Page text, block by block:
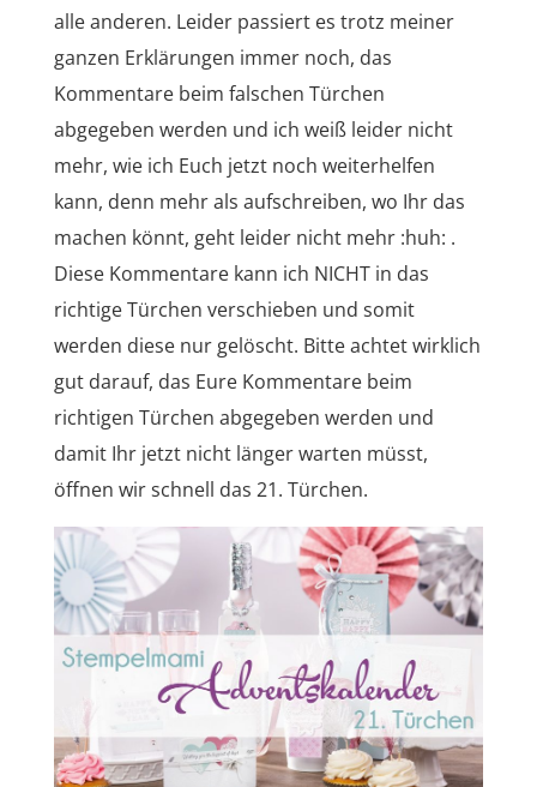
alle anderen. Leider passiert es trotz meiner
ganzen Erklärungen immer noch, das
Kommentare beim falschen Türchen
abgegeben werden und ich weiß leider nicht
mehr, wie ich Euch jetzt noch weiterhelfen
kann, denn mehr als aufschreiben, wo Ihr das
machen könnt, geht leider nicht mehr :huh: .
Diese Kommentare kann ich NICHT in das
richtige Türchen verschieben und somit
werden diese nur gelöscht. Bitte achtet wirklich
gut darauf, das Eure Kommentare beim
richtigen Türchen abgegeben werden und
damit Ihr jetzt nicht länger warten müsst,
öffnen wir schnell das 21. Türchen.